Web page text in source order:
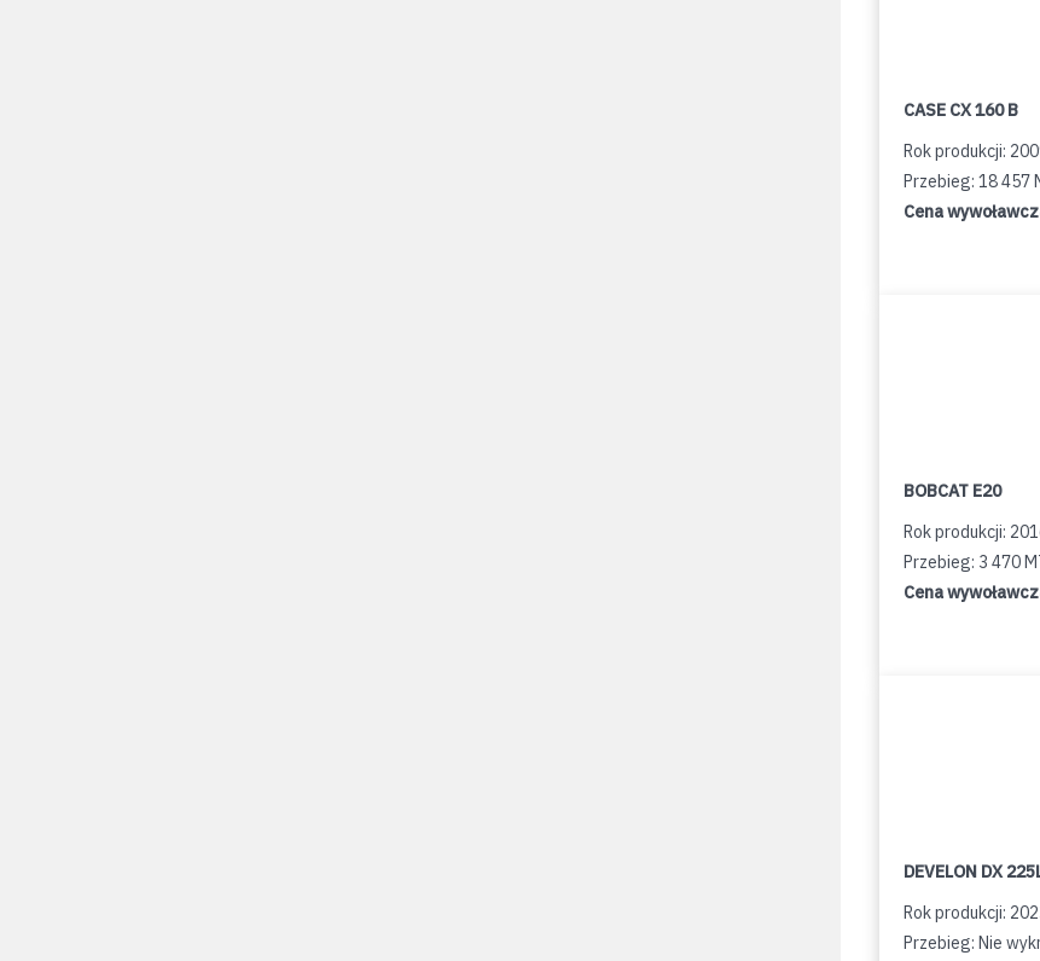
CASE CX 160 B
Rok produkcji:
Przebieg: 18 457
Cena
BOBCAT E20
Rok produkcji:
Przebieg: 3 470
Cena
DEVELON DX
Rok produkcji:
Przebieg: Nie